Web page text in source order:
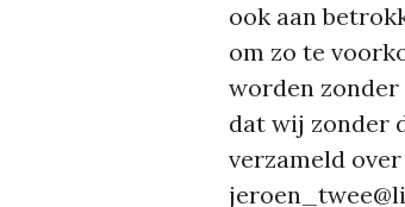
ook aan
om zo te
worden
dat wij zonder
verzameld